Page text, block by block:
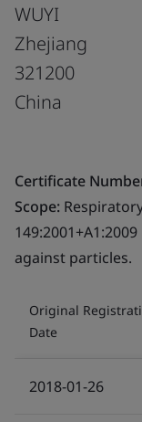
WUYI
Zhejiang
321200
China
Certificate
Scope:
against particles.
Original
Date
2018-01-26